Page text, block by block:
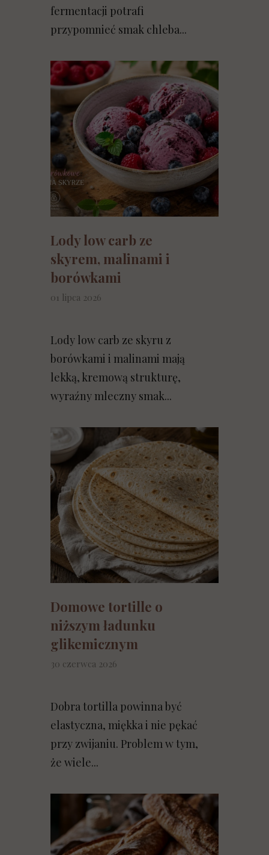
fermentacji potrafi
przypomnieć smak chleba...
Lody low carb ze
skyrem, malinami i
borówkami
01 lipca 2026
Lody low carb ze skyru z
borówkami i malinami mają
lekką, kremową strukturę,
wyraźny mleczny smak...
Domowe tortille o
niższym ładunku
glikemicznym
30 czerwca 2026
Dobra tortilla powinna być
elastyczna, miękka i nie pękać
przy zwijaniu. Problem w tym,
że wiele...